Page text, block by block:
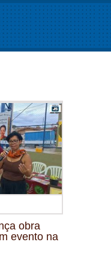
obra
evento na